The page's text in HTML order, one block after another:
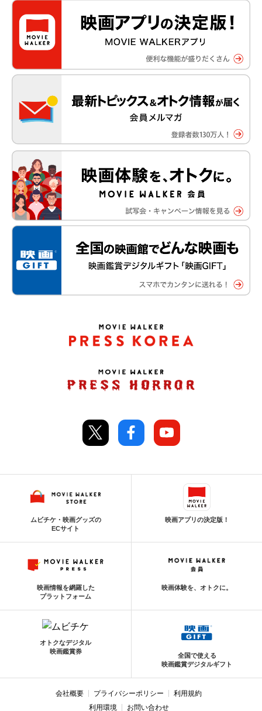
ムビチケ・映画グッズの
ECサイト
映画アプリの決定版！
映画情報を網羅した
プラットフォーム
映画体験を、オトクに。
オトクなデジタル
映画鑑賞券
全国で使える
映画鑑賞デジタルギフト
会社概要 プライバシーポリシー
利用規約
利用環境
お問い合わせ